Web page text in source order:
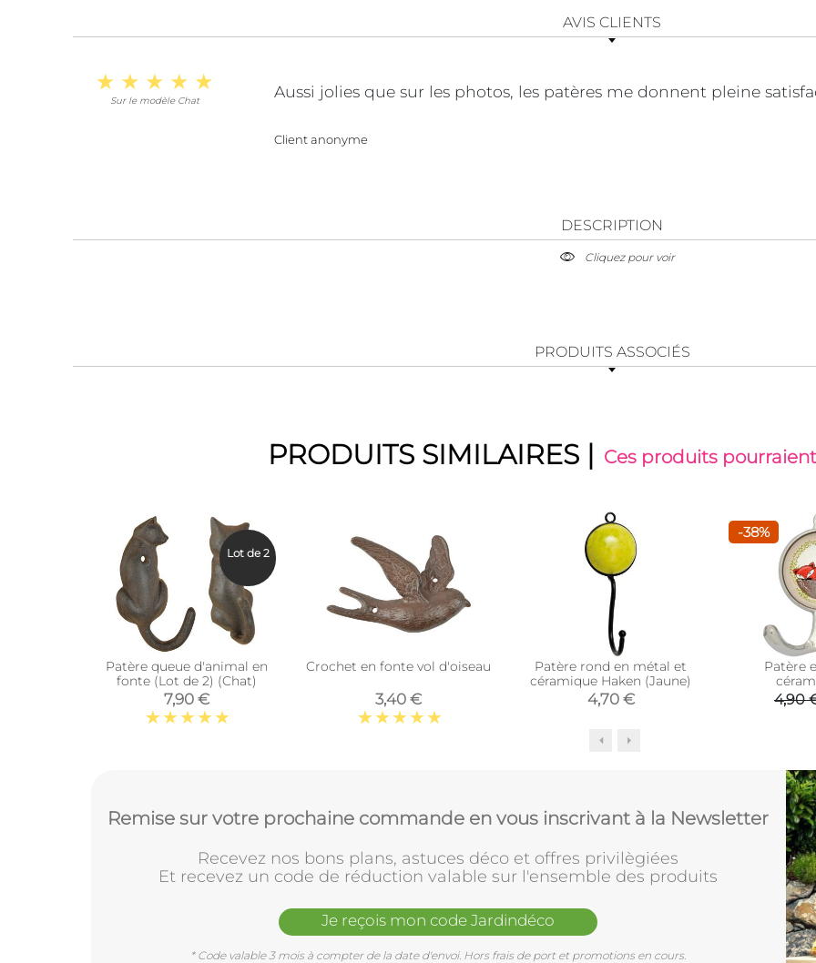
AVIS CLIENTS
Sur le modèle Chat Aussi jolies que sur les photos, les patères me donnent pleine
Client anonyme
DESCRIPTION
Cliquez pour voir
PRODUITS ASSOCIÉS
PRODUITS SIMILAIRES | Ces produits
Patère queue d'animal en
fonte (Lot de 2) (Chat)
7,90 €
Lot de 2
Crochet en fonte vol d'oiseau
3,40 €
Patère rond en métal et
céramique Haken (Jaune)
4,70 €
-38%
Patère
4,90
Remise sur votre prochaine commande en vous inscrivant à la Newsletter
Recevez nos bons plans, astuces déco et offres privilègiées
Et recevez un code de réduction valable sur l'ensemble des produits
Je reçois mon code Jardindéco
* Code valable 3 mois à compter de la date d'envoi. Hors frais de port et promotions en cours.